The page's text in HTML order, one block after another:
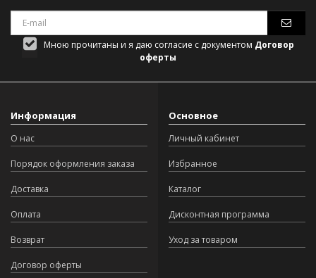
Мною прочитаны и я даю согласие с документом Договор
оферты
Информация
О нас
Порядок оформления заказа
Доставка
Оплата
Возврат
Договор оферты
Основное
Личный кабинет
Избранное
Каталог
Дисконтная программа
Уход за товаром